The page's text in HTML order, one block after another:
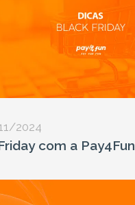
2024
com a Pay4Fun